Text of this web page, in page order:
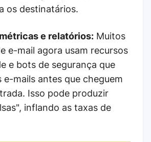
os destinatários.
e relatórios: Muitos
e-mail agora usam recursos
e bots de segurança que
e-mails antes que cheguem
Isso pode produzir
inflando as taxas de